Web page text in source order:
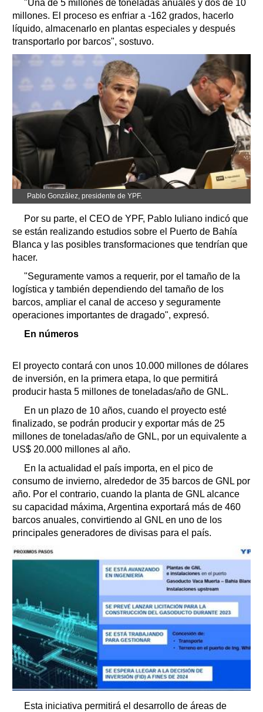
"Una de 5 millones de toneladas anuales y dos de 10
millones. El proceso es enfriar a -162 grados, hacerlo
líquido, almacenarlo en plantas especiales y después
transportarlo por barcos", sostuvo.
Pablo González, presidente de YPF.
Por su parte, el CEO de YPF, Pablo Iuliano indicó que
se están realizando estudios sobre el Puerto de Bahía
Blanca y las posibles transformaciones que tendrían que
hacer.
"Seguramente vamos a requerir, por el tamaño de la
logística y también dependiendo del tamaño de los
barcos, ampliar el canal de acceso y seguramente
operaciones importantes de dragado", expresó.
En números
El proyecto contará con unos 10.000 millones de dólares
de inversión, en la primera etapa, lo que permitirá
producir hasta 5 millones de toneladas/año de GNL.
En un plazo de 10 años, cuando el proyecto esté
finalizado, se podrán producir y exportar más de 25
millones de toneladas/año de GNL, por un equivalente a
US$ 20.000 millones al año.
En la actualidad el país importa, en el pico de
consumo de invierno, alrededor de 35 barcos de GNL por
año. Por el contrario, cuando la planta de GNL alcance
su capacidad máxima, Argentina exportará más de 460
barcos anuales, convirtiendo al GNL en uno de los
principales generadores de divisas para el país.
Esta iniciativa permitirá el desarrollo de áreas de